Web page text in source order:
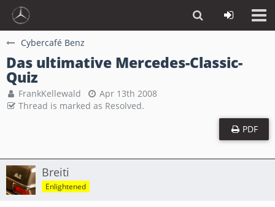
Cybercafé Benz
Das ultimative Mercedes-Classic-
Quiz
FrankKellewald
Apr 13th 2008
Thread is marked as Resolved.
PDF
Breiti
Enlightened